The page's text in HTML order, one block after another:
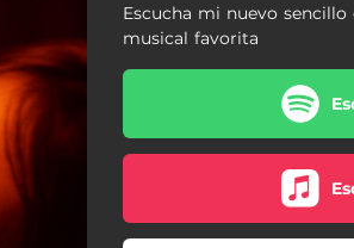
morir
Escucha mi nuevo
musical favorita